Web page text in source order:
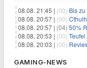
08.08. 21:45 | (00) Bis zu
08.08. 20:57 | (00)
08.08. 20:57 | (04) 50%
08.08. 20:53 | (00) Teufel
08.08. 20:03 | (00) Review:
GAMING-NEWS